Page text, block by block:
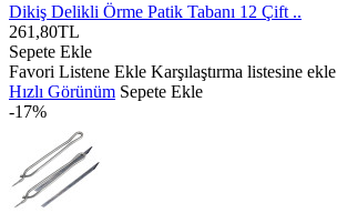
Dikiş Delikli Örme Patik Tabanı 12 Çift ..
261,80TL
Sepete Ekle
Favori Listene Ekle Karşılaştırma listesine ekle
Hızlı Görünüm Sepete Ekle
-17%